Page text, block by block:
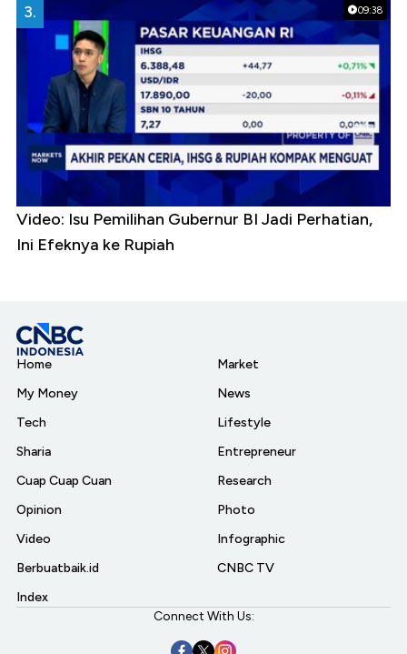
09:38
3.
Video: Isu Pemilihan Gubernur BI Jadi Perhatian,
Ini Efeknya ke Rupiah
Home
My Money
Tech
Sharia
Cuap Cuap Cuan
Opinion
Video
Berbuatbaik.id
Index
Market
News
Lifestyle
Entrepreneur
Research
Photo
Infographic
CNBC TV
Connect With Us: